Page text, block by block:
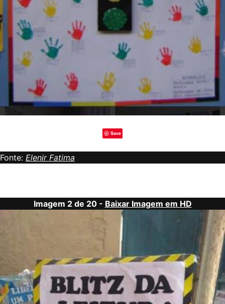
Save
Fonte: Elenir Fatima
Imagem 2 de 20 - Baixar Imagem em HD